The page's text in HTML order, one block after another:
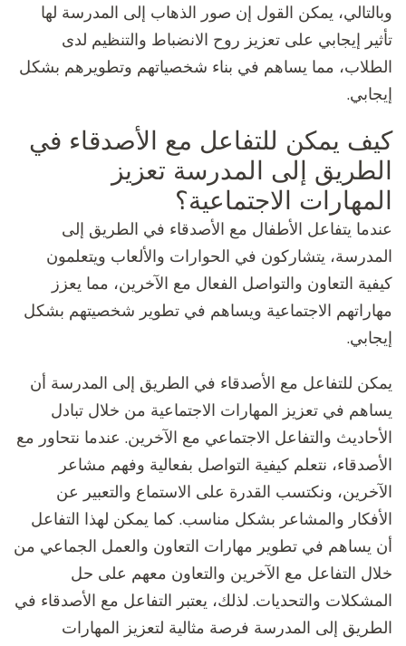
وبالتالي، يمكن القول إن صور الذهاب إلى المدرسة لها
تأثير إيجابي على تعزيز روح الانضباط والتنظيم لدى
الطلاب، مما يساهم في بناء شخصياتهم وتطويرهم بشكل
إيجابي.
كيف يمكن للتفاعل مع الأصدقاء في
الطريق إلى المدرسة تعزيز
المهارات الاجتماعية؟
عندما يتفاعل الأطفال مع الأصدقاء في الطريق إلى
المدرسة، يتشاركون في الحوارات والألعاب ويتعلمون
كيفية التعاون والتواصل الفعال مع الآخرين، مما يعزز
مهاراتهم الاجتماعية ويساهم في تطوير شخصيتهم بشكل
إيجابي.
يمكن للتفاعل مع الأصدقاء في الطريق إلى المدرسة أن
يساهم في تعزيز المهارات الاجتماعية من خلال تبادل
الأحاديث والتفاعل الاجتماعي مع الآخرين. عندما نتحاور مع
الأصدقاء، نتعلم كيفية التواصل بفعالية وفهم مشاعر
الآخرين، ونكتسب القدرة على الاستماع والتعبير عن
الأفكار والمشاعر بشكل مناسب. كما يمكن لهذا التفاعل
أن يساهم في تطوير مهارات التعاون والعمل الجماعي من
خلال التفاعل مع الآخرين والتعاون معهم على حل
المشكلات والتحديات. لذلك، يعتبر التفاعل مع الأصدقاء في
الطريق إلى المدرسة فرصة مثالية لتعزيز المهارات